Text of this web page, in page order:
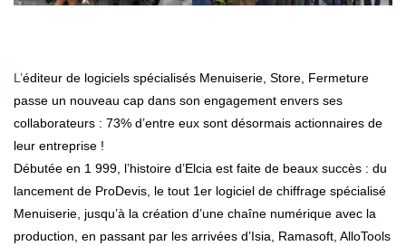
L’éditeur de logiciels spécialisés Menuiserie, Store, Fermeture
passe un nouveau cap dans son engagement envers ses
collaborateurs : 73% d’entre eux sont désormais actionnaires de
leur entreprise !
Débutée en 1 999, l’histoire d’Elcia est faite de beaux succès : du
lancement de ProDevis, le tout 1er logiciel de chiffrage spécialisé
Menuiserie, jusqu’à la création d’une chaîne numérique avec la
production, en passant par les arrivées d’Isia, Ramasoft, AlloTools